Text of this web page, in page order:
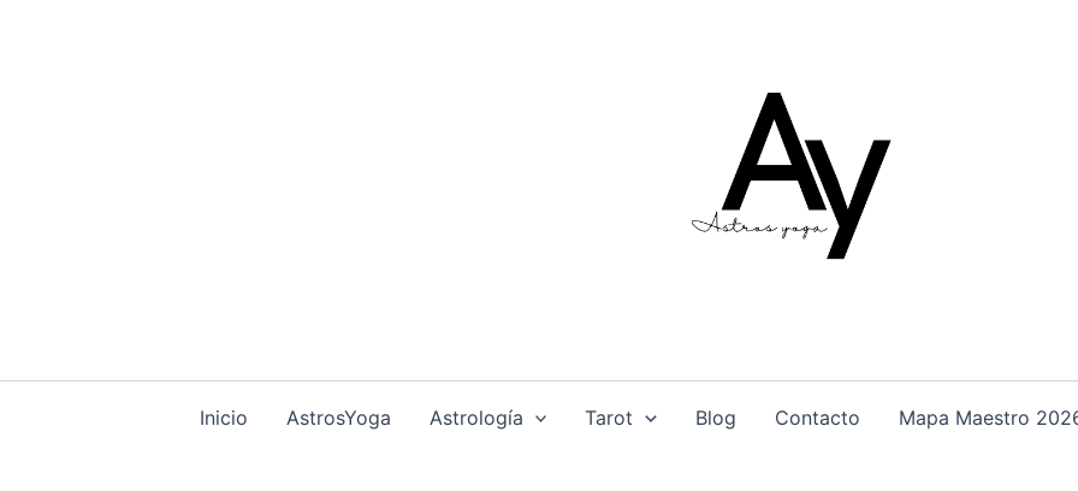
Inicio AstrosYoga Astrología Tarot Blog Contacto Mapa Maestro